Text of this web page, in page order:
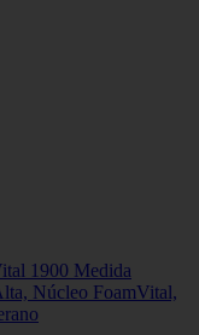
1900 Medida
Núcleo FoamVital,